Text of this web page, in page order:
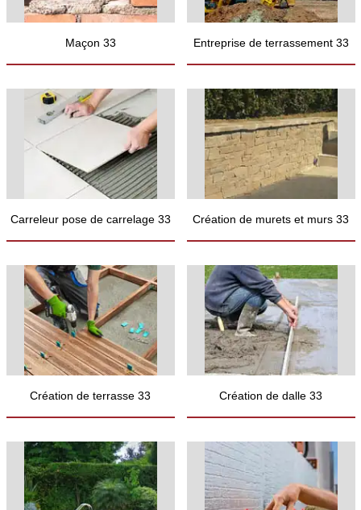
Maçon 33 Entreprise de terrassement 33
Carreleur pose de carrelage 33 Création de murets et murs 33
Création de terrasse 33 Création de dalle 33